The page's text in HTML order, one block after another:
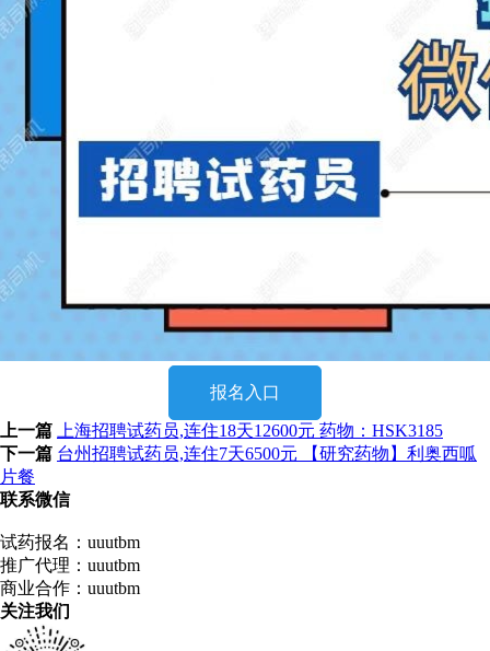
报名入口
上一篇
上海招聘试药员,连住18天12600元 药物：HSK3185
下一篇 台州招聘试药员,连住7天6500元 【研究药物】利奥西呱
片餐
联系微信
试药报名：uuutbm
推广代理：uuutbm
商业合作：uuutbm
关注我们